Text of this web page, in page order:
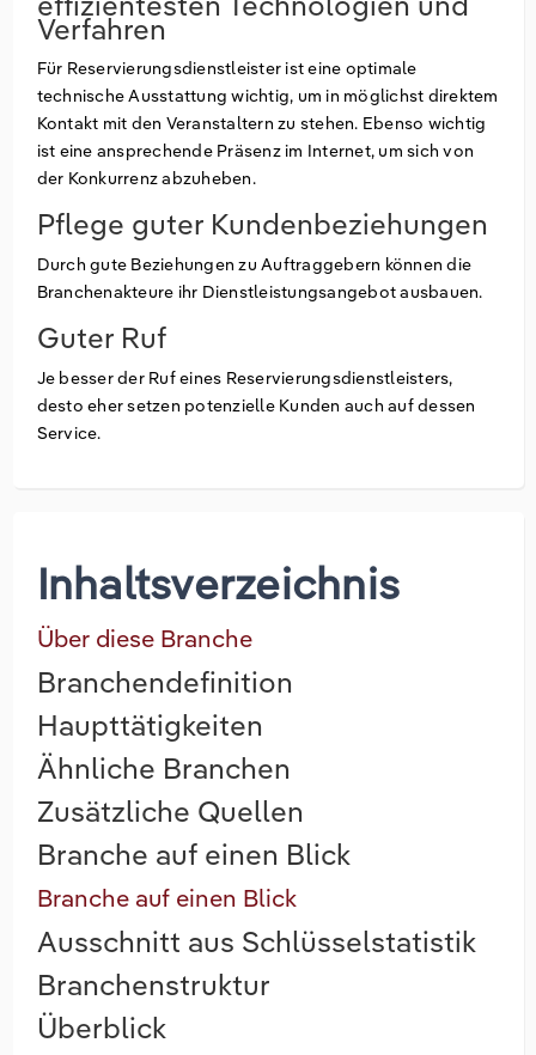
Verfahren
Für Reservierungsdienstleister ist eine optimale
technische Ausstattung wichtig, um in möglichst direktem
Kontakt mit den Veranstaltern zu stehen. Ebenso wichtig
ist eine ansprechende Präsenz im Internet, um sich von
der Konkurrenz abzuheben.
Pflege guter Kundenbeziehungen
Durch gute Beziehungen zu Auftraggebern können die
Branchenakteure ihr Dienstleistungsangebot ausbauen.
Guter Ruf
Je besser der Ruf eines Reservierungsdienstleisters,
desto eher setzen potenzielle Kunden auch auf dessen
Service.
Inhaltsverzeichnis
Über diese Branche
Branchendefinition
Haupttätigkeiten
Ähnliche Branchen
Zusätzliche Quellen
Branche auf einen Blick
Branche auf einen Blick
Ausschnitt aus Schlüsselstatistik
Branchenstruktur
Überblick